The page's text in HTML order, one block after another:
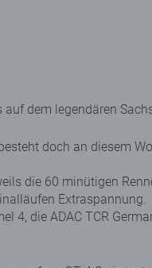
dem legendären
doch an diesem
die 60 minütigen
Extraspannung.
4, die ADAC TCR